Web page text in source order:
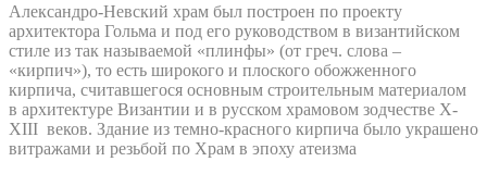
Александро-Невский храм был построен по проекту
архитектора Гольма и под его руководством в византийском
стиле из так называемой «плинфы» (от греч. слова –
«кирпич»), то есть широкого и плоского обожженного
кирпича, считавшегося основным строительным материалом
в архитектуре Византии и в русском храмовом зодчестве X-
XIII веков. Здание из темно-красного кирпича было украшено
витражами и резьбой по Храм в эпоху атеизма